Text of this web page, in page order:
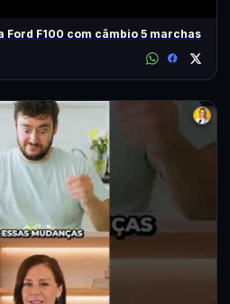
Ford F100 com câmbio 5 marchas